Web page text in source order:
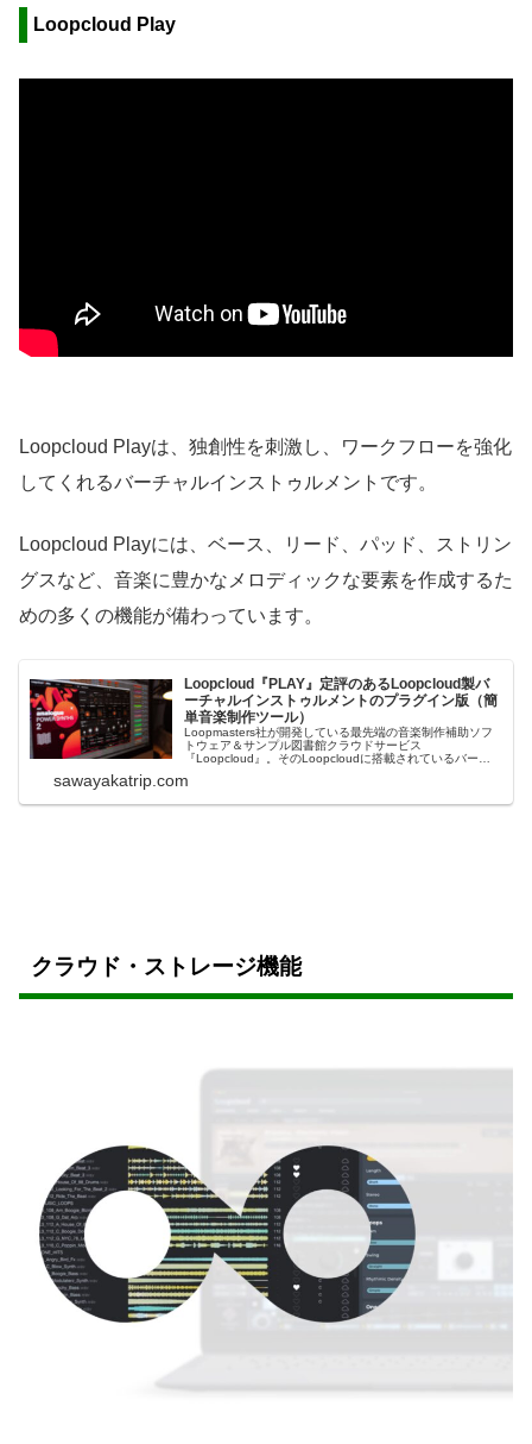
Loopcloud Play
Loopcloud Playは、独創性を刺激し、ワークフローを強化
してくれるバーチャルインストゥルメントです。
Loopcloud Playには、ベース、リード、パッド、ストリン
グスなど、音楽に豊かなメロディックな要素を作成するた
めの多くの機能が備わっています。
Loopcloud『PLAY』定評のあるLoopcloud製バ
ーチャルインストゥルメントのプラグイン版（簡
単音楽制作ツール）
Loopmasters社が開発している最先端の音楽制作補助ソフ
トウェア＆サンプル図書館クラウドサービス
『Loopcloud』。そのLoopcloudに搭載されているバーチ
月に通常のプラグインとしてリリースされたことにより、
sawayakatrip.com
クラウド・ストレージ機能